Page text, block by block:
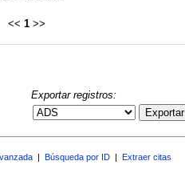
<< 1 >>
Exportar registros:
Exportar
Búsqueda por ID Extraer citas